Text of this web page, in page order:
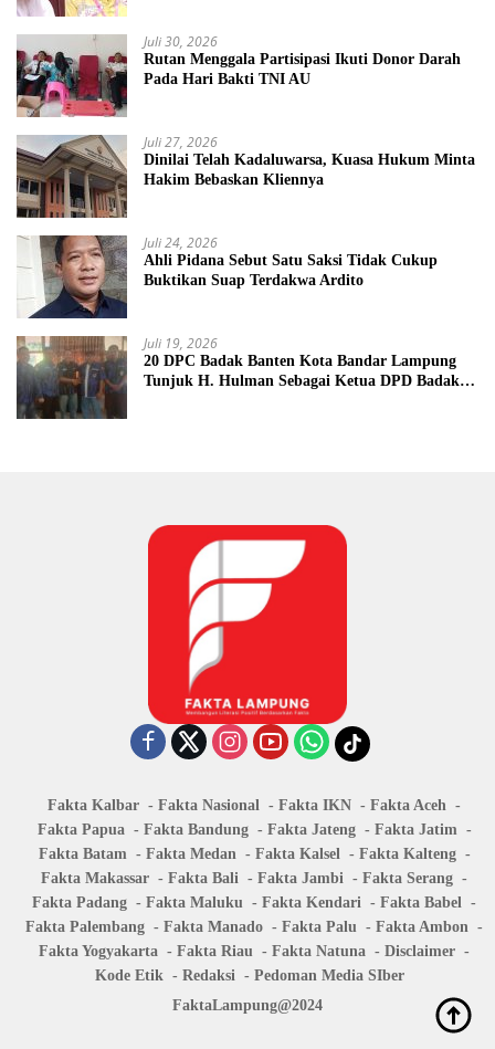
Juli 30, 2026
Rutan Menggala Partisipasi Ikuti Donor Darah
Pada Hari Bakti TNI AU
Juli 27, 2026
Dinilai Telah Kadaluwarsa, Kuasa Hukum Minta
Hakim Bebaskan Kliennya
Juli 24, 2026
Ahli Pidana Sebut Satu Saksi Tidak Cukup
Buktikan Suap Terdakwa Ardito
Juli 19, 2026
20 DPC Badak Banten Kota Bandar Lampung
Tunjuk H. Hulman Sebagai Ketua DPD Badak
Fakta Kalbar Fakta Nasional Fakta IKN
Fakta Aceh
Fakta Papua
Fakta Bandung Fakta Jateng
Fakta Jatim
Fakta Batam
Fakta Medan Fakta Kalsel
Fakta Kalteng
Fakta Makassar
Fakta Bali Fakta Jambi
Fakta Serang
Fakta Padang
Fakta Maluku Fakta Kendari
Fakta Babel
Fakta Palembang
Fakta Manado Fakta Palu
Fakta Ambon
Fakta Yogyakarta
Fakta Riau Fakta Natuna
Disclaimer
Kode Etik
Redaksi
Pedoman Media SIber
FaktaLampung@2024